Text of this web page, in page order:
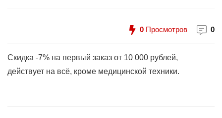
0 Просмотров 0
Скидка -7% на первый заказ от 10 000 рублей,
действует на всё, кроме медицинской техники.